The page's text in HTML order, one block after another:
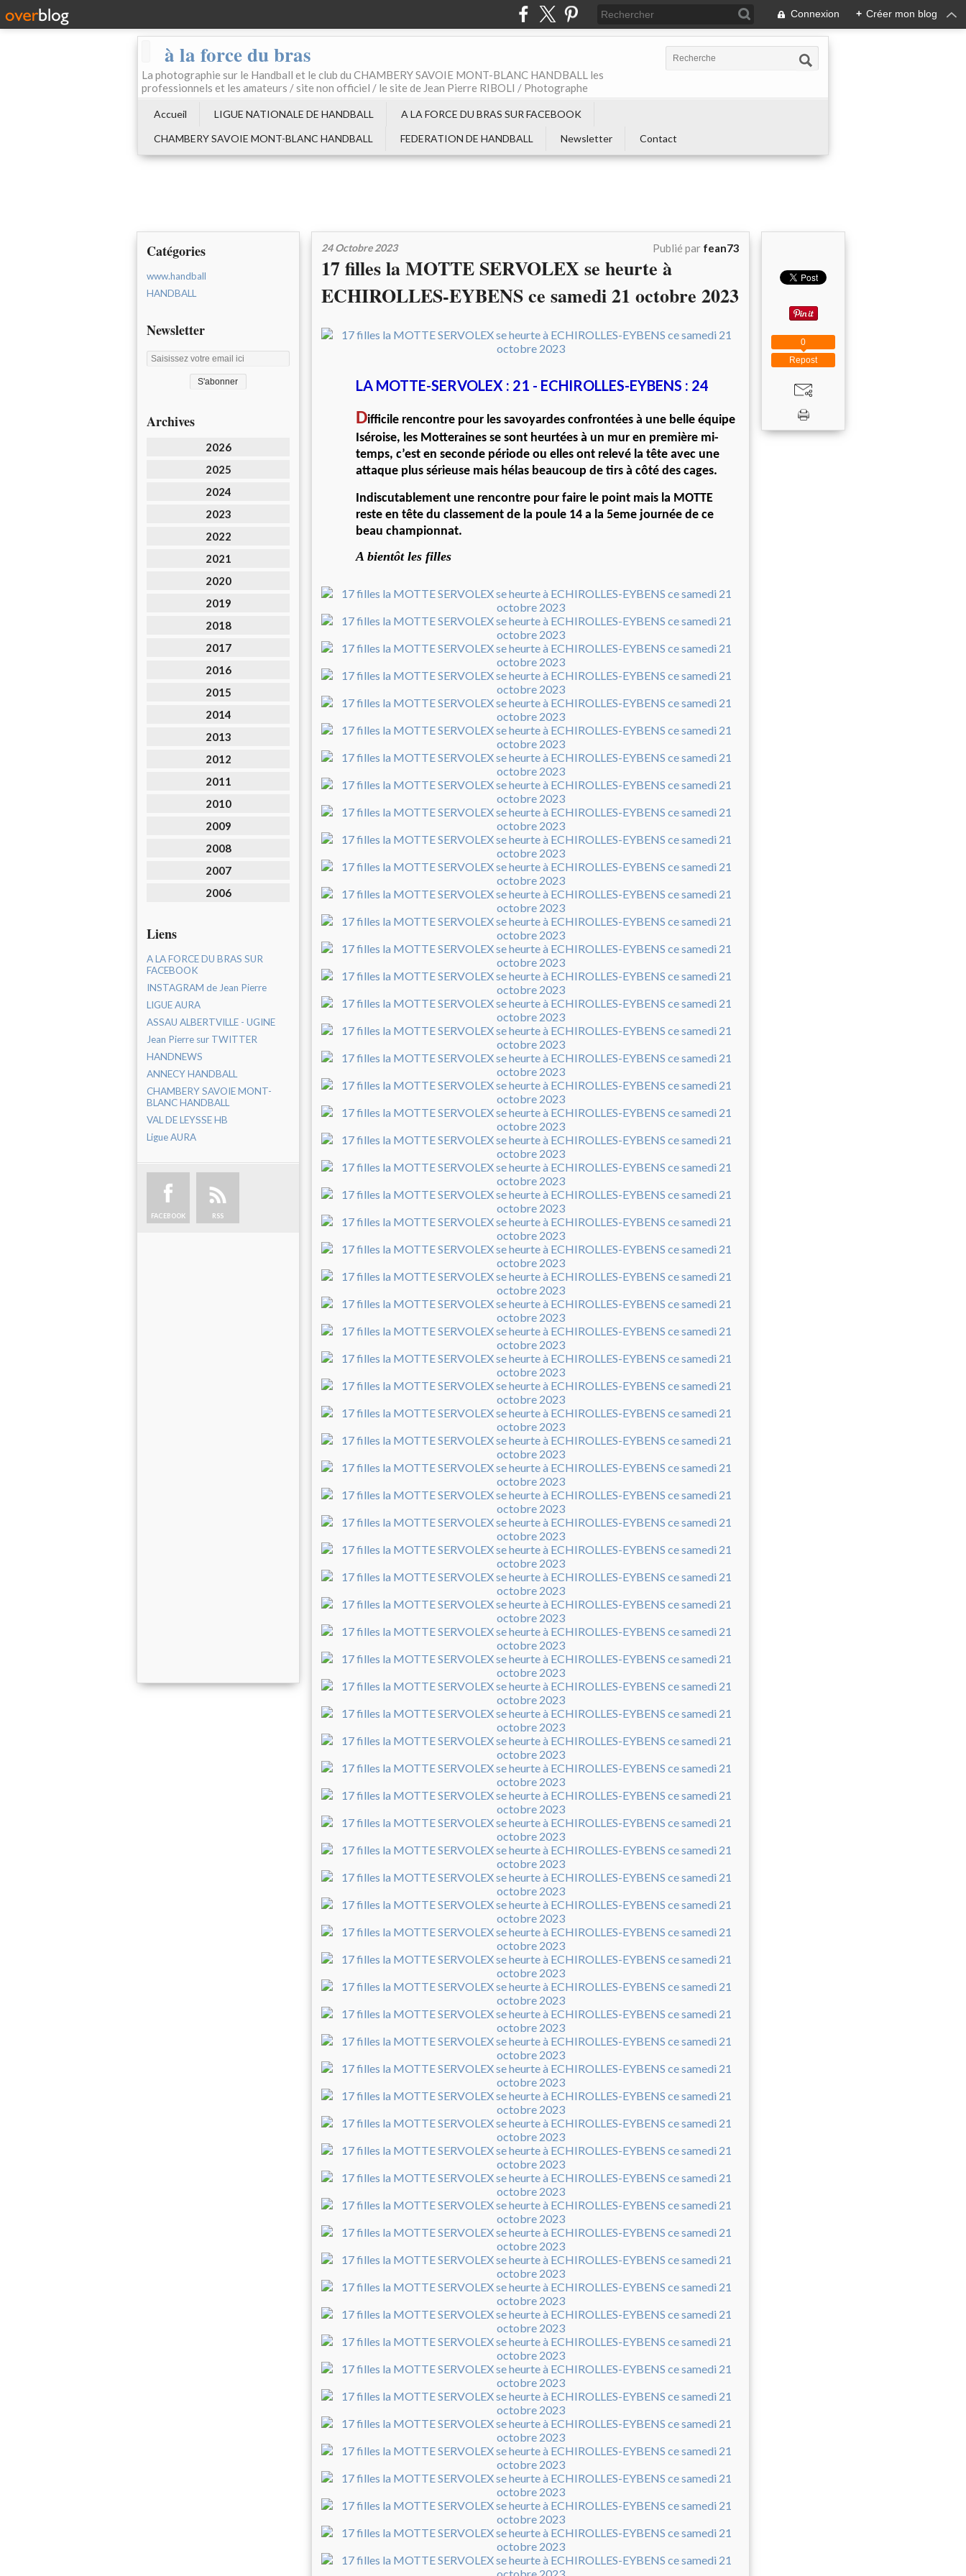
Connexion + Créer mon blog
à la force du bras
La photographie sur le Handball et le club du CHAMBERY SAVOIE MONT-BLANC HANDBALL les
professionnels et les amateurs / site non officiel / le site de Jean Pierre RIBOLI / Photographe
Accueil LIGUE NATIONALE DE HANDBALL
A LA FORCE DU BRAS SUR FACEBOOK
CHAMBERY SAVOIE MONT-BLANC HANDBALL
FEDERATION DE HANDBALL Newsletter Contact
Catégories
www.handball
HANDBALL
Newsletter
Archives
2026
2025
2024
2023
2022
2021
2020
2019
2018
2017
2016
2015
2014
2013
2012
2011
2010
2009
2008
2007
2006
Liens
A LA FORCE DU BRAS SUR
FACEBOOK
INSTAGRAM de Jean Pierre
LIGUE AURA
ASSAU ALBERTVILLE - UGINE
Jean Pierre sur TWITTER
HANDNEWS
ANNECY HANDBALL
CHAMBERY SAVOIE MONT-
BLANC HANDBALL
VAL DE LEYSSE HB
Ligue AURA
FACEBOOK RSS
24 Octobre 2023 Publié par fean73
17 filles la MOTTE SERVOLEX se heurte à
ECHIROLLES-EYBENS ce samedi 21 octobre 2023
LA MOTTE-SERVOLEX : 21 - ECHIROLLES-EYBENS : 24
Difficile rencontre pour les savoyardes confrontées à une belle équipe
Iséroise, les Motteraines se sont heurtées à un mur en première mi-
temps, c’est en seconde période ou elles ont relevé la tête avec une
attaque plus sérieuse mais hélas beaucoup de tirs à côté des cages.
Indiscutablement une rencontre pour faire le point mais la MOTTE
reste en tête du classement de la poule 14 a la 5eme journée de ce
beau championnat.
A bientôt les filles
Repost
0